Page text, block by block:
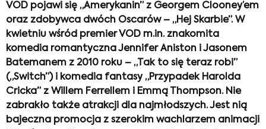
VOD pojawi się „Amerykanin” z Georgem Clooney’em
oraz zdobywca dwóch Oscarów – „Hej Skarbie”. W
kwietniu wśród premier VOD m.in. znakomita
komedia romantyczna Jennifer Aniston i Jasonem
Batemanem z 2010 roku – „Tak to się teraz robi”
(„Switch”) i komedia fantasy „Przypadek Harolda
Cricka” z Willem Ferrellem i Emmą Thompson. Nie
zabrakło także atrakcji dla najmłodszych. Jest nią
bajeczna promocja z szerokim wachlarzem animacji